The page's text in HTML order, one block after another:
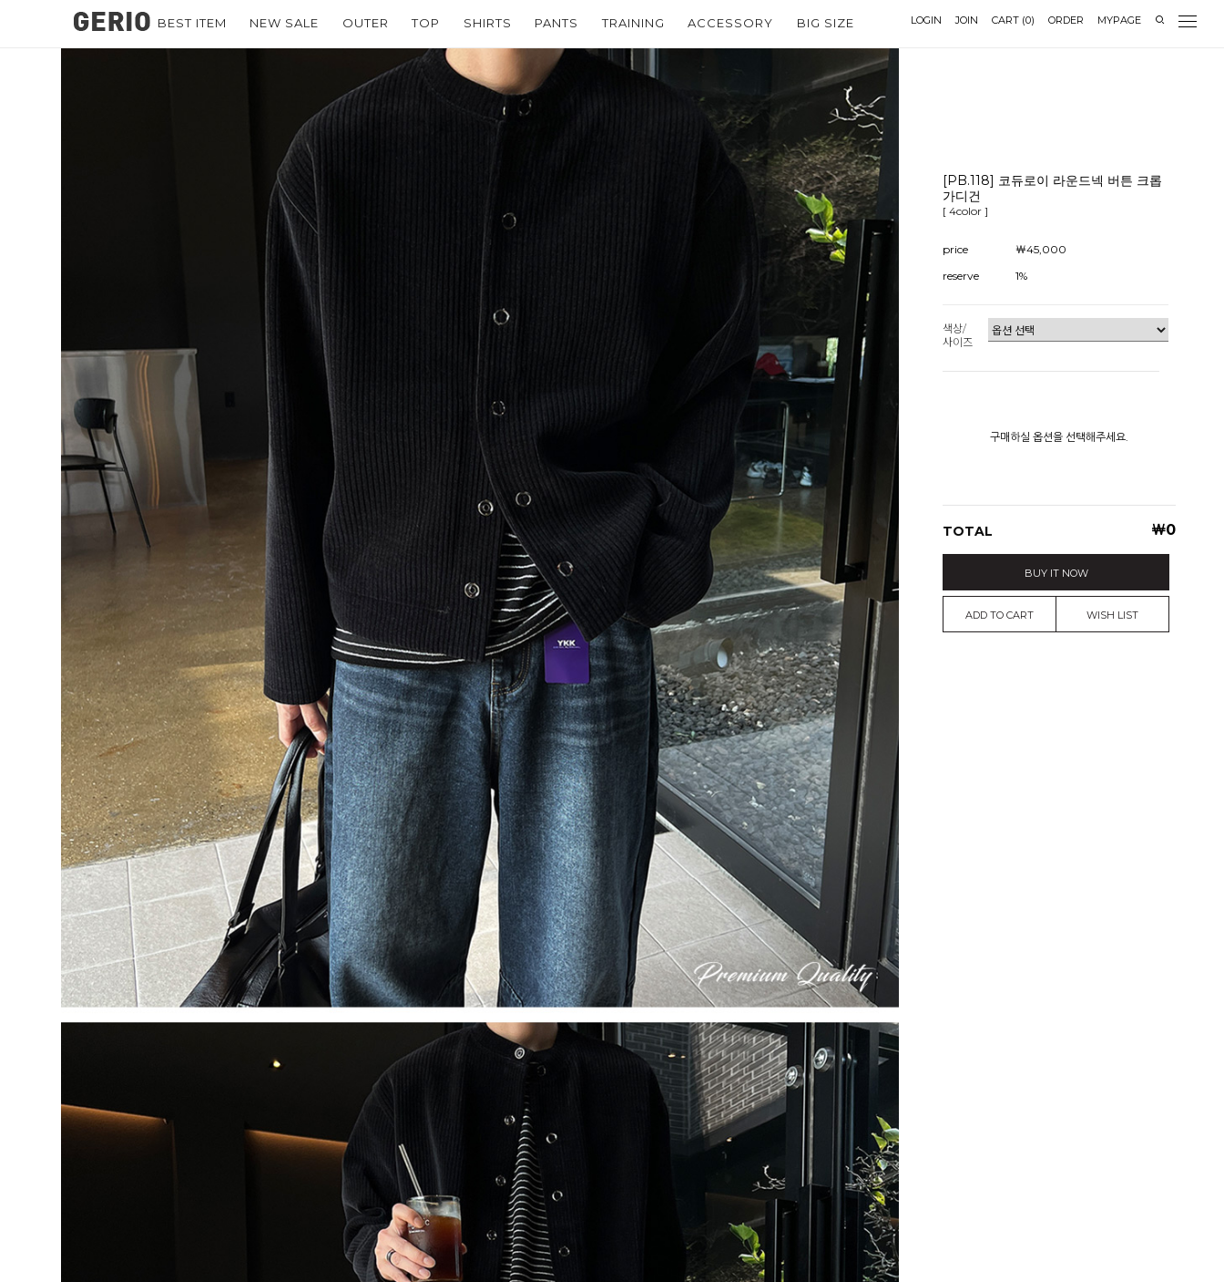
LOGIN JOIN CART (0) ORDER MYPAGE
BEST ITEM NEW SALE OUTER TOP SHIRTS PANTS TRAINING ACCESSORY BIG SIZE
[PB.118] 코듀로이 라운드넥 버튼 크롭
가디건
[ 4color ]
price
￦45,000
reserve
1%
색상/
사이즈
구매하실 옵션을 선택해주세요.
TOTAL ￦0
BUY IT NOW
ADD TO CART WISH LIST